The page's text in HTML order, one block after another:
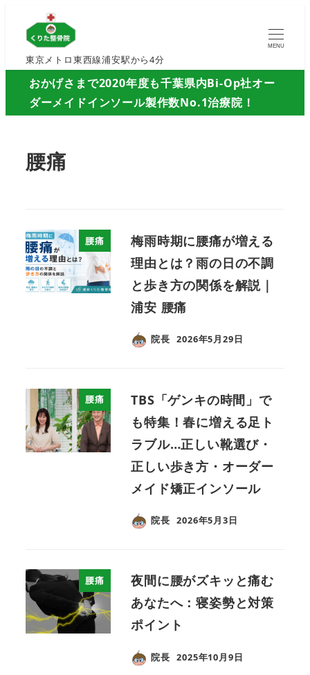
東京メトロ東西線浦安駅から4分
MENU
おかげさまで2020年度も千葉県内Bi-Op社オー
ダーメイドインソール製作数No.1治療院！
腰痛
腰痛
梅雨時期に腰痛が増える
理由とは？雨の日の不調
と歩き方の関係を解説｜
浦安 腰痛
院長 2026年5月29日
腰痛
TBS「ゲンキの時間」で
も特集！春に増える足ト
ラブル…正しい靴選び・
正しい歩き方・オーダー
メイド矯正インソール
院長 2026年5月3日
腰痛
夜間に腰がズキッと痛む
あなたへ：寝姿勢と対策
ポイント
院長 2025年10月9日